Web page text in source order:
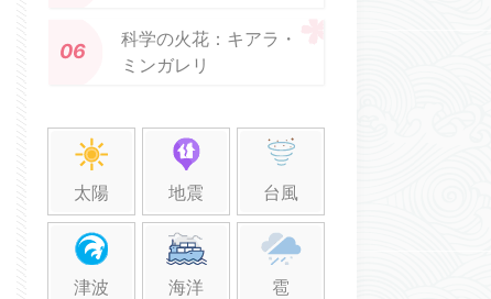
状態に戻すかもしれま
せん
科学の火花：キアラ・
ミンガレリ
太陽 地震 台風
津波 海洋 雹